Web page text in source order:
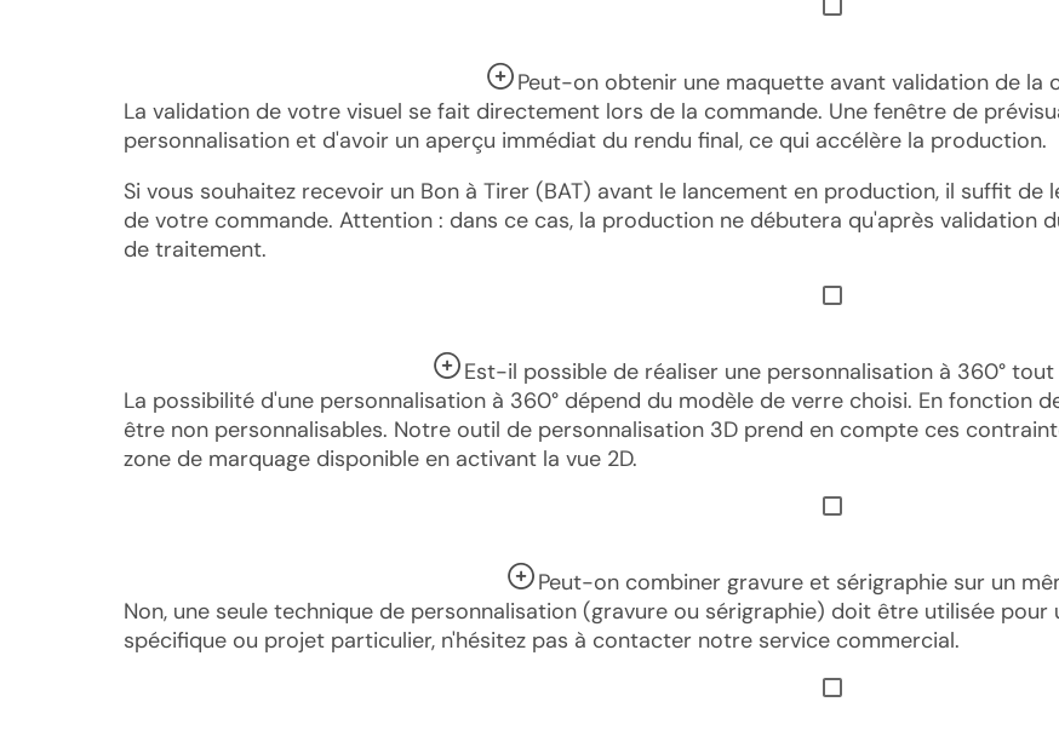
Peut-on obtenir une maquette avant validation de la
La validation de votre visuel se fait directement lors de la commande. Une fenêtre de
personnalisation et d'avoir un aperçu immédiat du rendu final, ce qui accélère la production.
Si vous souhaitez recevoir un Bon à Tirer (BAT) avant le lancement en production, il suffit
de votre commande. Attention : dans ce cas, la production ne débutera qu'après validation
de traitement.
Est-il possible de réaliser une personnalisation à 360°
La possibilité d'une personnalisation à 360° dépend du modèle de verre choisi. En fonction
être non personnalisables. Notre outil de personnalisation 3D prend en compte ces
zone de marquage disponible en activant la vue 2D.
Peut-on combiner gravure et sérigraphie sur un
Non, une seule technique de personnalisation (gravure ou sérigraphie) doit être utilisée
spécifique ou projet particulier, n'hésitez pas à contacter notre service commercial.